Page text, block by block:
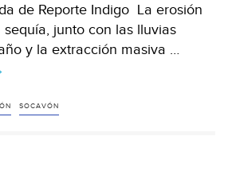
de Reporte Indigo La erosión
junto con las lluvias
y la extracción masiva …
SOCAVÓN